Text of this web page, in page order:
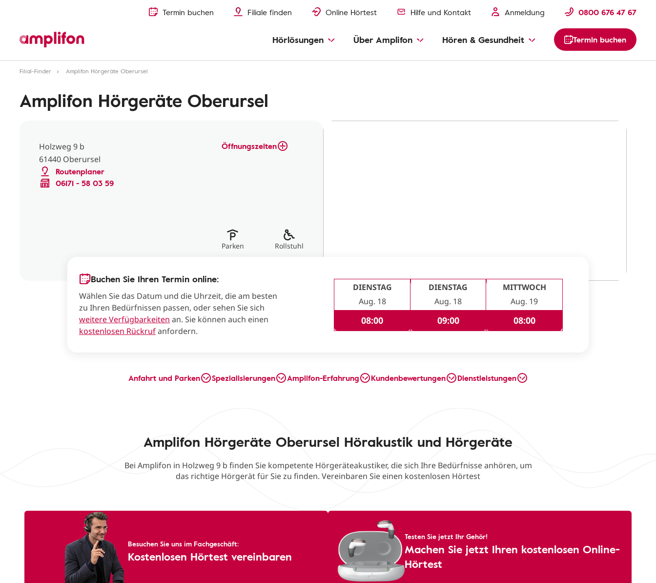
Termin buchen Filiale finden Online Hörtest Hilfe und Kontakt Anmeldung 0800 676 47 67
Hörlösungen Über Amplifon Hören & Gesundheit Termin buchen
Filial-Finder Amplifon Hörgeräte Oberursel
Amplifon Hörgeräte Oberursel
Holzweg 9 b
61440 Oberursel
Routenplaner
06171 - 58 03 59
Öffnungszeiten
Parken Rollstuhl
Buchen Sie Ihren Termin online:
Wählen Sie das Datum und die Uhrzeit, die am besten
zu Ihren Bedürfnissen passen, oder sehen Sie sich
weitere Verfügbarkeiten an. Sie können auch einen
kostenlosen Rückrufanfordern.
DIENSTAG
Aug. 18
08:00
DIENSTAG
Aug. 18
09:00
MITTWOCH
Aug. 19
08:00
Anfahrt und Parken Spezialisierungen Amplifon-Erfahrung Kundenbewertungen Dienstleistungen
Amplifon Hörgeräte Oberursel Hörakustik und Hörgeräte
Bei Amplifon in Holzweg 9 b finden Sie kompetente Hörgeräteakustiker, die sich Ihre Bedürfnisse anhören, um
das richtige Hörgerät für Sie zu finden. Vereinbaren Sie einen kostenlosen Hörtest
Besuchen Sie uns im Fachgeschäft:
Kostenlosen Hörtest vereinbaren
Testen Sie jetzt Ihr Gehör!
Machen Sie jetzt Ihren kostenlosen Online-
Hörtest